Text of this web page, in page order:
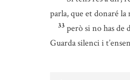
parla, que et donaré la
33 però si no has de
Guarda silenci i